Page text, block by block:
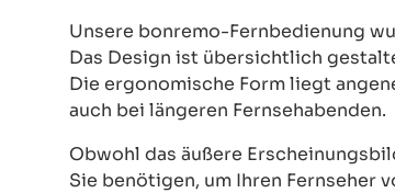
Unsere bonremo-Fernbedienung
Das Design ist übersichtlich
Die ergonomische Form liegt
auch bei längeren Fernsehabenden.
Obwohl das äußere
Sie benötigen, um Ihren Fernseher